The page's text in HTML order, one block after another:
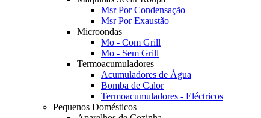
Msr Por Condensação
Msr Por Exaustão
Microondas
Mo - Com Grill
Mo - Sem Grill
Termoacumuladores
Acumuladores de Água
Bomba de Calor
Termoacumuladores - Eléctricos
Pequenos Domésticos